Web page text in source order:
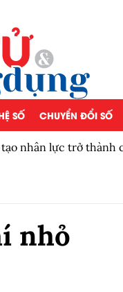
SỐ CHUYỂN ĐỔI SỐ
nhân lực trở thành
nhỏ